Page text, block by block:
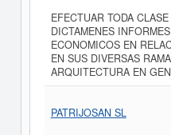
EFECTUAR TODA
DICTAMENES
ECONOMICOS EN
EN SUS DIVERSAS
ARQUITECTURA EN
PATRIJOSAN SL